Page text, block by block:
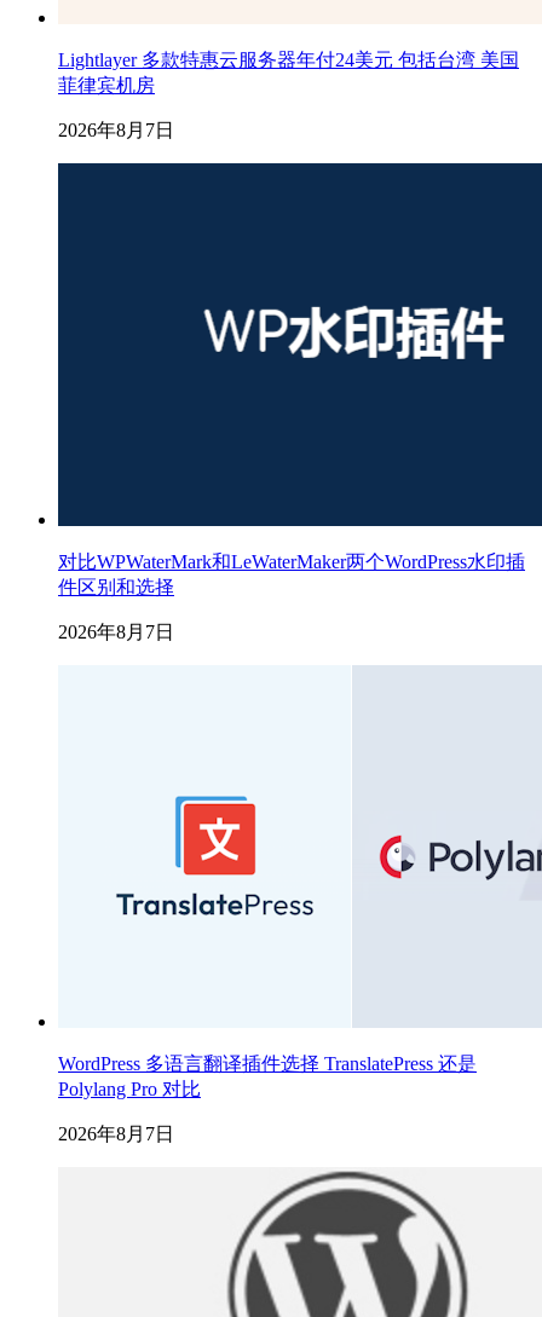
Lightlayer 多款特惠云服务器年付24美元 包括台湾 美国
菲律宾机房
2026年8月7日
对比WPWaterMark和LeWaterMaker两个WordPress水印插
件区别和选择
2026年8月7日
WordPress 多语言翻译插件选择 TranslatePress 还是
Polylang Pro 对比
2026年8月7日